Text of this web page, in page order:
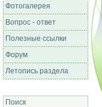
Фотогалерея
Вопрос - ответ
Полезные ссылки
Форум
Летопись раздела
Поиск